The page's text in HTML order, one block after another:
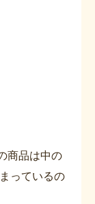
商品は中の
っているの